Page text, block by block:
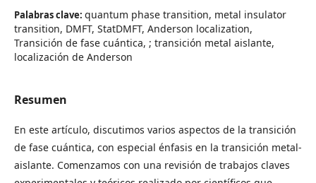
Palabras clave: quantum phase transition, metal insulator
transition, DMFT, StatDMFT, Anderson localization,
Transición de fase cuántica, ; transición metal aislante,
localización de Anderson
Resumen
En este artículo, discutimos varios aspectos de la transición
de fase cuántica, con especial énfasis en la transición metal-
aislante. Comenzamos con una revisión de trabajos claves